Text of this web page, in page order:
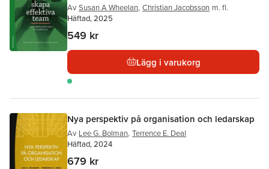
Av Susan A Wheelan, Christian Jacobsson m. fl.
Häftad, 2025
549 kr
Lägg i varukorg
Nya perspektiv på organisation och ledarskap
Av Lee G. Bolman, Terrence E. Deal
Häftad, 2024
679 kr